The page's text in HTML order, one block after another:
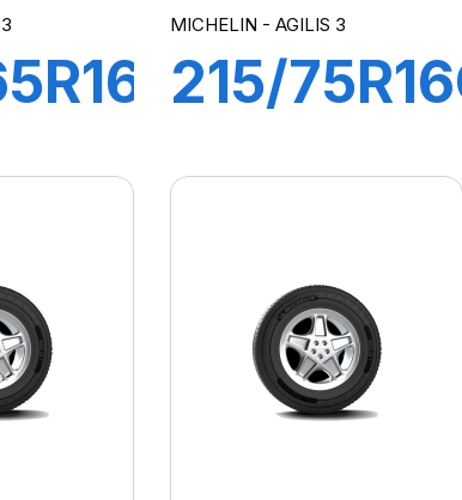
MICHELIN - AGILIS 3
215/75R16C
AGILIS 3